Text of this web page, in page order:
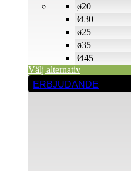
ø20
Ø30
ø25
ø35
Ø45
Välj alternativ
ERBJUDANDE
Den
här